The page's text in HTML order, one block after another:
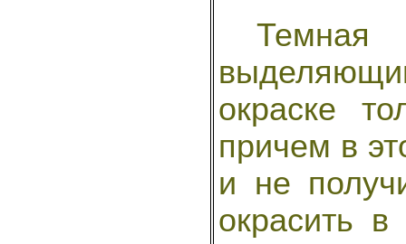
Темная
окраске
причем в
и не
окрасить